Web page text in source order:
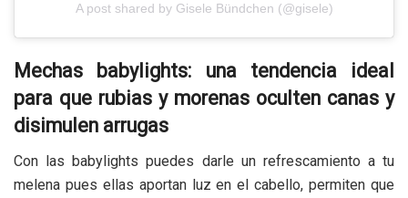
A post shared by Gisele Bündchen (@gisele)
Mechas babylights: una tendencia ideal
para que rubias y morenas oculten canas y
disimulen arrugas
Con las babylights puedes darle un refrescamiento a tu
melena pues ellas aportan luz en el cabello, permiten que